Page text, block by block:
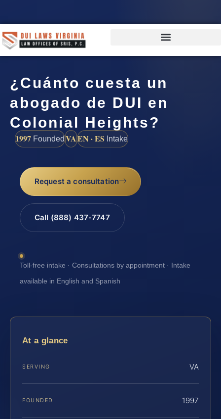
¿Cuánto cuesta un
abogado de DUI en
Colonial Heights?
1997 FoundedVAEN · ES Intake
Request a consultation
Call (888) 437-7747
Toll-free intake · Consultations by appointment · Intake
available in English and Spanish
At a glance
SERVING VA
FOUNDED 1997